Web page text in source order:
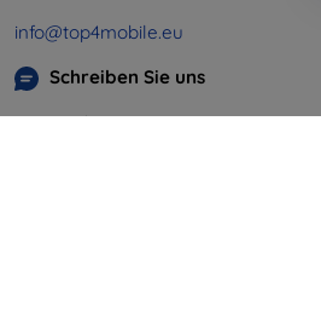
info@top4mobile.eu
Schreiben Sie uns
Montag bis Freitag: